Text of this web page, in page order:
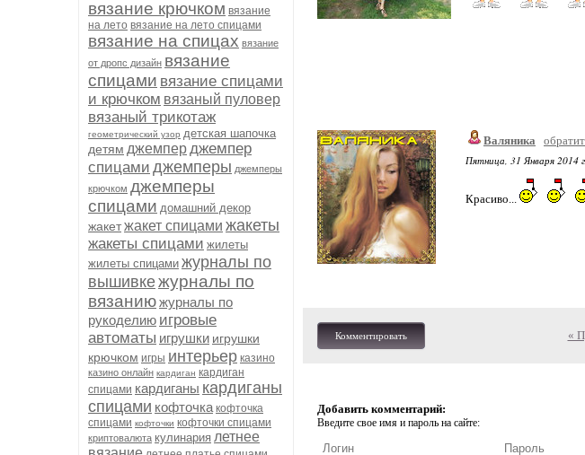
вязание крючком вязание
на лето вязание на лето спицами
вязание на спицах вязание
от дропс дизайн вязание
спицами вязание спицами
и крючком вязаный пуловер
вязаный трикотаж
геометрический узор детская шапочка
детям джемперджемпер
спицами джемперы джемперы
крючком джемперы
спицами домашний декор
жакетжакет спицами жакеты
жакеты спицами жилеты
жилеты спицами журналы по
вышивкежурналы по
вязаниюжурналы по
рукоделию игровые
автоматы игрушки игрушки
крючком игры интерьер казино
казино онлайн кардиган кардиган
спицами кардиганы кардиганы
спицами кофточка кофточка
спицами кофточки кофточки спицами
криптовалюта кулинария летнее
Валяника
Пятница, 31 Января 2014
Красиво...
Комментировать «
Добавить комментарий:
Введите свое имя и пароль на сайте: